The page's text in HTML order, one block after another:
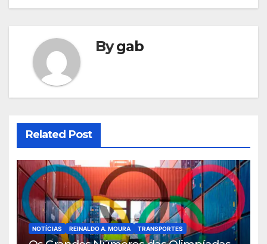
Bygab
Related Post
NOTÍCIAS REINALDO A. MOURA TRANSPORTES